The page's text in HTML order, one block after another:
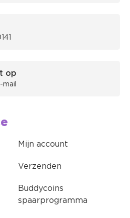
op
Mijn account
Verzenden
Buddycoins
spaarprogramma